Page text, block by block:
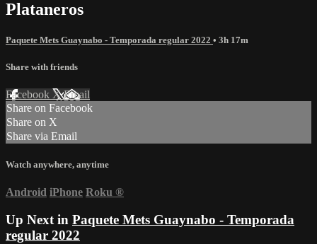
Plataneros
Paquete Mets Guaynabo - Temporada regular 2022 • 3h 17m
Share with friends
Facebook XEmail
Share on Facebook
Share on X
Share via Email
Watch anywhere, anytime
Android iPhone Roku ®
Up Next in Paquete Mets Guaynabo - Temporada
regular 2022